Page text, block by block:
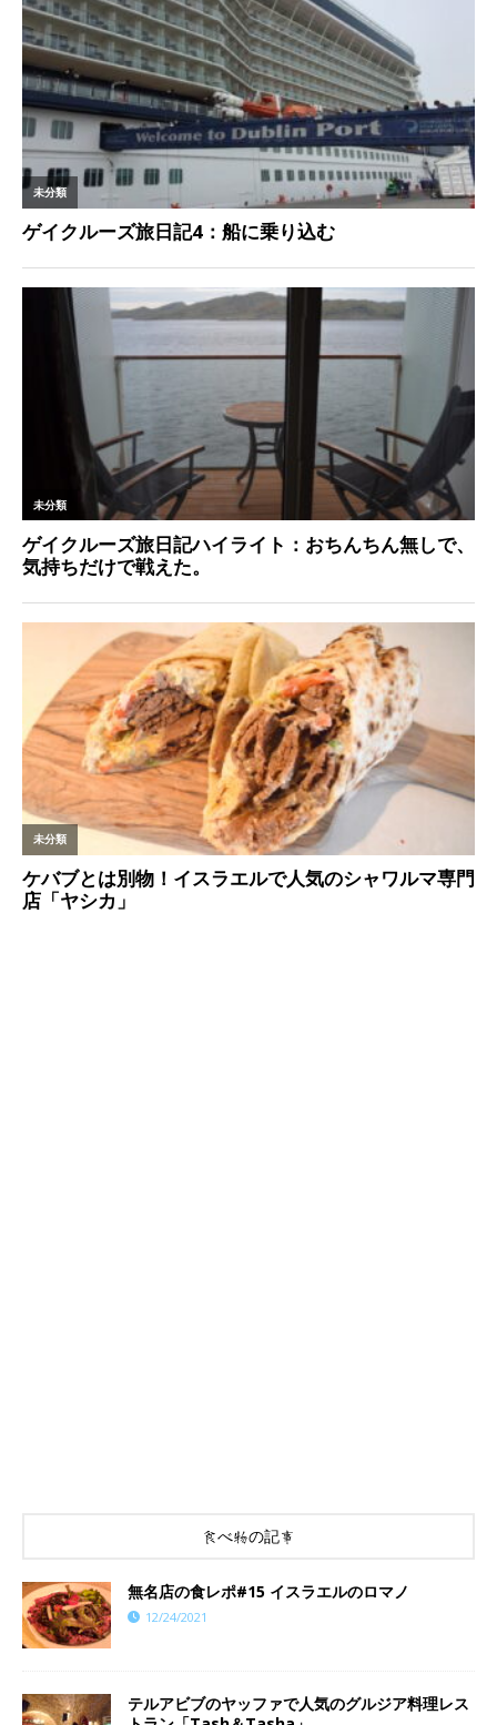
食べ物の記事
​​無名店の食レポ#15 イスラエルのロマノ
12/24/2021
テルアビブのヤッファで人気のグルジア料理レス